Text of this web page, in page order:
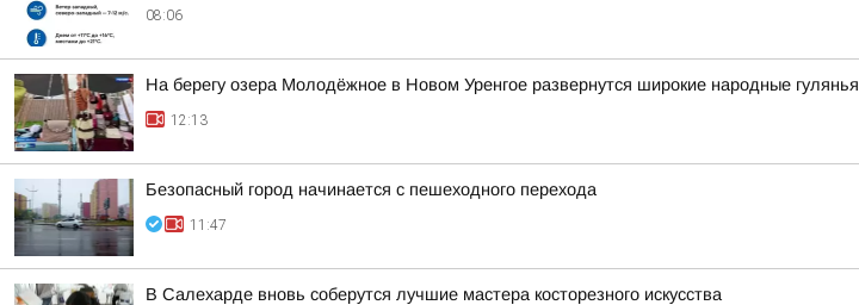
08:06
На берегу озера Молодёжное в Новом Уренгое развернутся широкие народные гулянья
12:13
Безопасный город начинается с пешеходного перехода
11:47
В Салехарде вновь соберутся лучшие мастера косторезного искусства